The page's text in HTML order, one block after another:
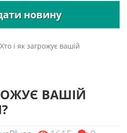
новину
Хто і як загрожує вашій
ВАШІЙ